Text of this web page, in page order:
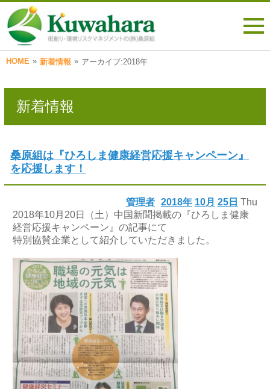
HOME » 新着情報 » アーカイブ:2018年
新着情報
桑原組は『ひろしま健康経営応援キャンペーン』
を応援します！
2018年 10月 25日 Thu
管理者
2018年10月20日（土）中国新聞掲載の『ひろしま健康
経営応援キャンペーン』の記事にて
特別協賛企業として紹介していただきました。